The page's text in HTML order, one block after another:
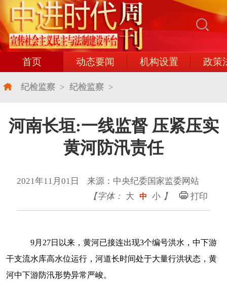
首页 动态要闻 机构设置 政策
纪检监察 > 纪检监察 >
河南长垣:一线监督 压紧压实
黄河防汛责任
2021年11月01日 来源：中央纪委国家监委网站
【字体： 大 中 小 】 打印
9月27日以来，黄河已接连出现3个编号洪水，中下游
干支流水库高水位运行，河道长时间处于大量行洪状态，黄
河中下游防汛形势异常严峻。